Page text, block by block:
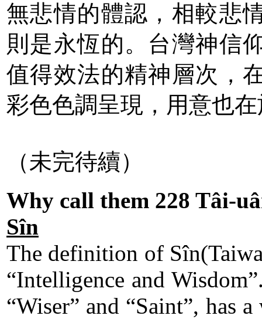
無悲情的體認，相較悲
則是永恆的。台灣神信
值得效法的精神層次，
彩色色調呈現，用意也
（未完待續）
Why call them 228 Tâi-
Sîn
The definition of
“Intelligence and
“Wiser” and “Saint”, has